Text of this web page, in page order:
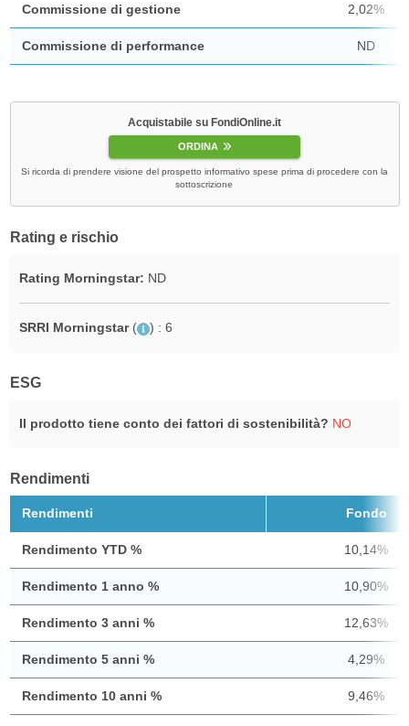
Commissione di gestione 2,02%
Commissione di performance ND
Acquistabile su FondiOnline.it
ORDINA
Si ricorda di prendere visione del prospetto informativo spese prima di procedere con la
sottoscrizione
Rating e rischio
Rating Morningstar: ND
SRRI Morningstar ( ) : 6
ESG
Il prodotto tiene conto dei fattori di sostenibilità? NO
Rendimenti
Rendimenti Fondo
Rendimento YTD % 10,14%
Rendimento 1 anno % 10,90%
Rendimento 3 anni % 12,63%
Rendimento 5 anni % 4,29%
Rendimento 10 anni % 9,46%